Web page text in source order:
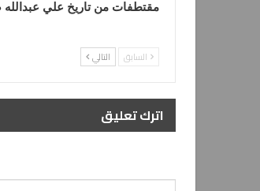
مقتطفات من تاريخ علي عبدالله
السابق التالي
اترك تعليق